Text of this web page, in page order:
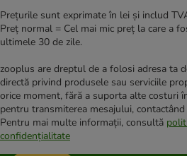
Prețurile sunt exprimate în lei și includ
Preț normal = Cel mai mic preț la care a
ultimele 30 de zile.
zooplus are dreptul de a folosi adresa ta
directă privind produsele sau serviciile
orice moment, fără a suporta alte costuri
pentru transmiterea mesajului,
Pentru mai multe informații, consultă
confidențialitate